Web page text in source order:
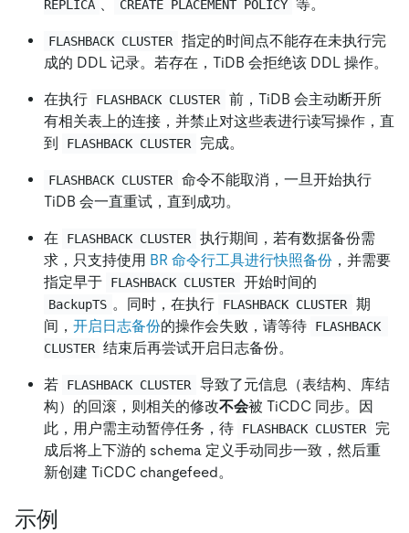
REPLICA 、 CREATE PLACEMENT POLICY 等。
FLASHBACK CLUSTER
指定的时间点不能存在未执行完
成的 DDL 记录。若存在，TiDB 会拒绝该 DDL 操作。
在执行 FLASHBACK CLUSTER
前，TiDB 会主动断开所
有相关表上的连接，并禁止对这些表进行读写操作，直
到
FLASHBACK CLUSTER 完成。
FLASHBACK CLUSTER
命令不能取消，一旦开始执行
TiDB 会一直重试，直到成功。
在 FLASHBACK CLUSTER
执行期间，若有数据备份需
求，只支持使用 BR 命令行工具进行快照备份 ，并需要
指定早于
FLASHBACK CLUSTER 开始时间的
BackupTS 。同时，在执行 FLASHBACK CLUSTER
期
间， 开启日志备份的操作会失败，请等待
FLASHBACK
CLUSTER 结束后再尝试开启日志备份。
若 FLASHBACK CLUSTER
导致了元信息（表结构、库结
构）的回滚，则相关的修改不会被 TiCDC 同步。因
此，用户需主动暂停任务，待
FLASHBACK CLUSTER
完
成后将上下游的 schema 定义手动同步一致，然后重
新创建 TiCDC changefeed。
示例